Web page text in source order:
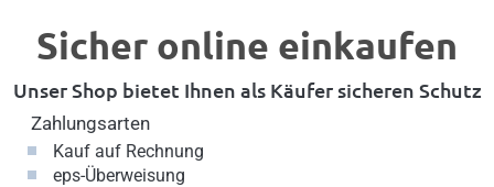
Sicher online einkaufen
Unser Shop bietet Ihnen als Käufer sicheren Schutz
Zahlungsarten
Kauf auf Rechnung
eps-Überweisung